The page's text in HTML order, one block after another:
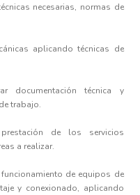
necesarias, normas de
aplicando técnicas de
documentación técnica y
trabajo.
de los servicios
a realizar.
de equipos de
y conexionado, aplicando